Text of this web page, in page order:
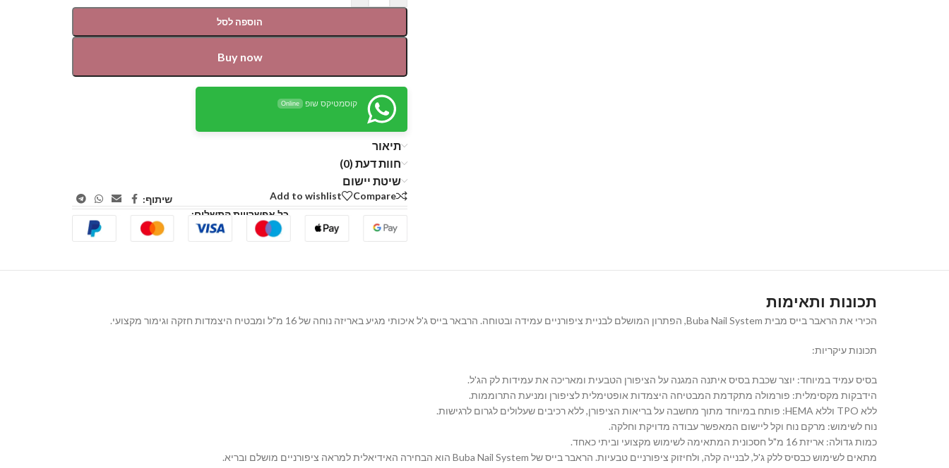
הוספה לסל
Buy now
קוסמטיקס שופ Online
תיאור
חוות דעת (0)
שיטת יישום
Compare
Add to wishlist
שיתוף:
כל אפשרויות התשלום:
תכונות ותאימות
הכירי את הראבר בייס מבית Buba Nail System, הפתרון המושלם לבניית ציפורניים עמידה ובטוחה. הרבאר בייס ג'ל איכותי מגיע באריזה נוחה של 16 מ"ל ומבטיח היצמדות חזקה וגימור מקצועי.
תכונות עיקריות:
בסיס עמיד במיוחד: יוצר שכבת בסיס איתנה המגנה על הציפורן הטבעית ומאריכה את עמידות לק הג'ל.
הידבקות מקסימלית: פורמולה מתקדמת המבטיחה היצמדות אופטימלית לציפורן ומניעת התרוממות.
ללא TPO וללא HEMA: פותח במיוחד מתוך מחשבה על בריאות הציפורן, ללא רכיבים שעלולים לגרום לרגישות.
נוח לשימוש: מרקם נוח וקל ליישום המאפשר עבודה מדויקת וחלקה.
כמות גדולה: אריזת 16 מ"ל חסכונית המתאימה לשימוש מקצועי וביתי כאחד.
מתאים לשימוש כבסיס ללק ג'ל, לבנייה קלה, ולחיזוק ציפורניים טבעיות. הראבר בייס של Buba Nail System הוא הבחירה האידיאלית למראה ציפורניים מושלם ובריא.